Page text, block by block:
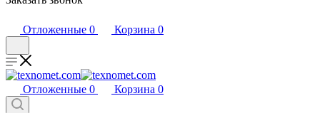
Отложенные 0 Корзина 0
Отложенные 0 Корзина 0